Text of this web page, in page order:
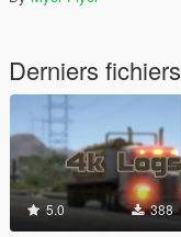
Derniers fichiers
5.0 388